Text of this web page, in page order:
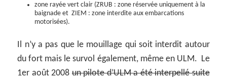
zone rayée vert clair (ZRUB : zone réservée uniquement à la
baignade et ZIEM : zone interdite aux embarcations
motorisées).
Il n’y a pas que le mouillage qui soit interdit autour
du fort mais le survol également, même en ULM. Le
1er août 2008un pilote d’ULM a été interpellé suite